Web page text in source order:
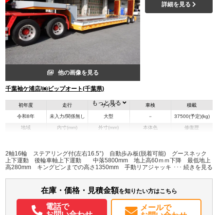
他の画像を見る
千葉袖ケ浦店/㈱ビップオート(千葉県)
詳細を見る
初年度
令和8年
走行
未入力/関係無し
サイズ
大型
車検
－
積載
37500(予定)(kg)
地域 内寸(mm) 外寸(mm)
H:1,660
本体色 修復歴
もっと見る
2軸16輪 ステアリング付(左右16.5°) 自動歩み板(脱着可能) グースネック
上下運動 後輪車軸上下運動 中落5800mm 地上高60ｍｍ下降 最低地上
高280mm キングピンまでの高さ1350mm 手動リアジャッキ ラジコン付
在庫・価格・見積金額を知りたい方はこちら
電話で
メールで